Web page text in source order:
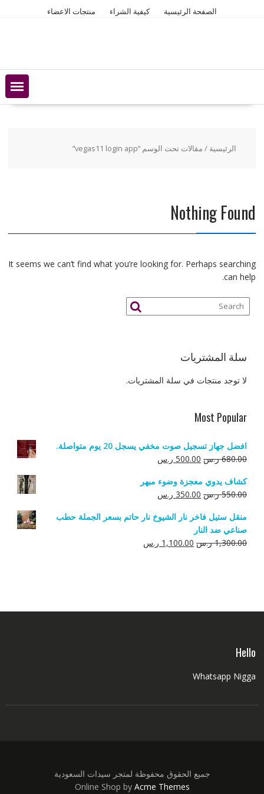
الصفحة الرئيسية كيفية الشراء منتجات الاعضاء
الرئيسية / مقالات تحت الوسم “vegas11 login app”
Nothing Found
It seems we can’t find what you’re looking for. Perhaps searching
can help.
سلة المشتريات
لا توجد منتجات في سلة المشتريات.
Most Popular
افضل جهاز تسجيل صوت مخفي يسجل 20 يوم متواصلة.
680.00 ر.س السعر
هو:
680.00 ر.س.
500.00 ر.سالسعر
هو:
500.00 ر.س.
كشاف يدوي معجزة وضوء مبهر
550.00 ر.س السعر
هو:
550.00 ر.س.
350.00 ر.سالسعر
هو:
منقل ستيل فاخر نار الشيوخ نار حاتم بسعر الجملة حطب
صناعي ضد النار
1,300.00 ر.س السعر
1,100.00 ر.سالسعر
Hello
Whatsapp Nigga
جميع الحقوق محفوظة لمتجر سيدات السعودية
Online Shop by Acme Themes